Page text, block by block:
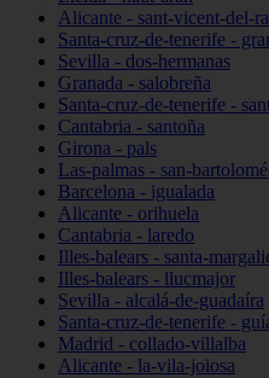
Alicante - sant-vicent-del-
Santa-cruz-de-tenerife -
Sevilla - dos-hermanas
Granada - salobreña
Santa-cruz-de-tenerife -
Cantabria - santoña
Girona - pals
Las-palmas - san-
Barcelona - igualada
Alicante - orihuela
Cantabria - laredo
Illes-balears - santa-
Illes-balears - llucmajor
Sevilla - alcalá-de-guadaíra
Santa-cruz-de-tenerife -
Madrid - collado-villalba
Alicante - la-vila-joiosa